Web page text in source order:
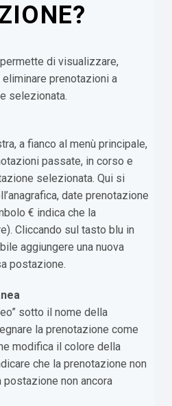
di visualizzare,
prenotazioni a
selezionata.
a fianco al menù principale,
passate, in corso e
selezionata. Qui si
date prenotazione
€ indica che la
Cliccando sul tasto blu in
aggiungere una nuova
postazione.
sotto il nome della
la prenotazione come
modifica il colore della
che la prenotazione non
postazione non ancora